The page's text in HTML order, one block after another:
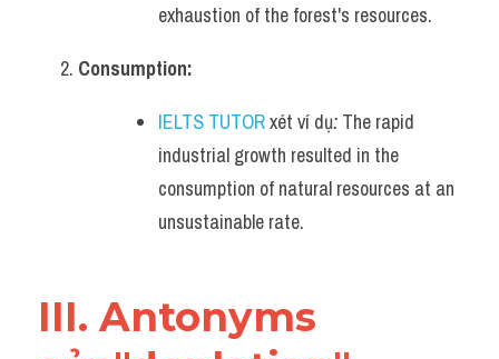
exhaustion of the forest's resources.
Consumption:
IELTS TUTOR xét ví dụ: The rapid
industrial growth resulted in the
consumption of natural resources at an
unsustainable rate.
III. Antonyms